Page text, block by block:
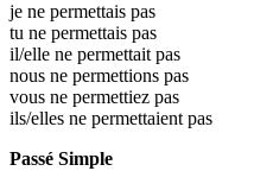
je ne permettais pas
tu ne permettais pas
il/elle ne permettait pas
nous ne permettions pas
vous ne permettiez pas
ils/elles ne permettaient pas
Passé Simple